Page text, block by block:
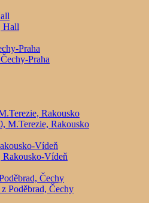
Praha
Rakousko
Vídeň
Čechy